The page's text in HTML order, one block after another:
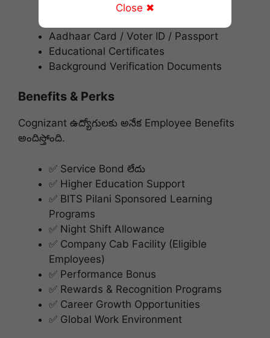
Aadhaar Card / Voter ID / Passport
Educational Certificates
Background Verification Documents
Benefits & Perks
Cognizant ఉద్యోగులకు అనేక Employee Benefits
అందిస్తోంది.
✅ Service Bond లేదు
✅ Higher Education Support
✅ BITS Pilani Sponsored Learning
Programs
✅ Night Shift Allowance
✅ Company Cab Facility (Eligible
Employees)
✅ Performance Bonus
✅ Rewards & Recognition Programs
✅ Career Growth Opportunities
✅ Global Work Environment
Close ✖